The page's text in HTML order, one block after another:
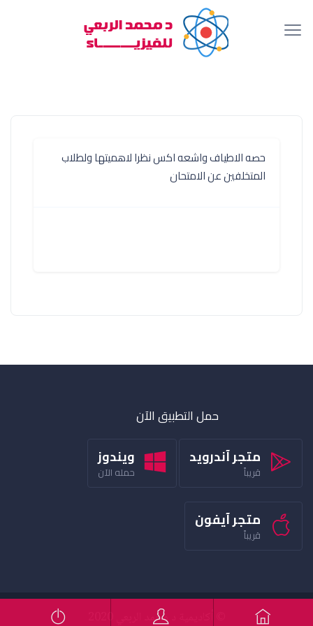
حصه الاطياف واشعه اكس نظرا لاهميتها ولطلاب
المتخلفين عن الامتحان
حمل التطبيق الآن
متجر آندرويد
قريباً
ويندوز
حمله الآن
متجر آيفون
قريباً
© أكاديمية د محمد الربعي 2020